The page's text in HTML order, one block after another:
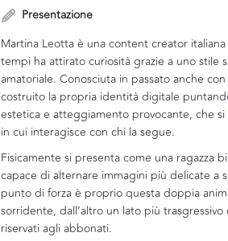
Presentazione
Martina Leotta è una content creator
tempi ha attirato curiosità grazie a uno
amatoriale. Conosciuta in passato anche
costruito la propria identità digitale
estetica e atteggiamento provocante, che
in cui interagisce con chi la segue.
Fisicamente si presenta come una ragazza
capace di alternare immagini più delicate a
punto di forza è proprio questa doppia
sorridente, dall’altro un lato più
riservati agli abbonati.